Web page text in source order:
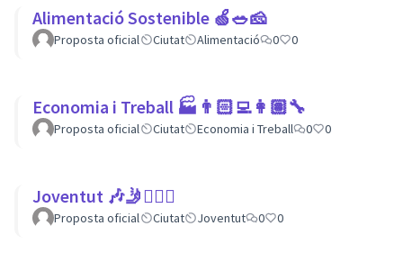
Alimentació Sostenible 🍏🥗🧀
Proposta oficial Ciutat Alimentació 0 0
Economia i Treball 🏭👨🏻‍💻👩🏽‍🔧
Proposta oficial Ciutat Economia i Treball 0 0
Joventut 🎶🤳🙇🏽‍♀
Proposta oficial Ciutat Joventut 0 0